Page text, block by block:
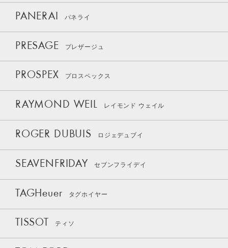
PANERAI パネライ
PRESAGE プレザージュ
PROSPEX プロスペックス
RAYMOND WEIL レイモンド ウェイル
ROGER DUBUIS ロジェデュブイ
SEAVENFRIDAY セブンフライデイ
TAGHeuer タグホイヤー
TISSOT ティソ